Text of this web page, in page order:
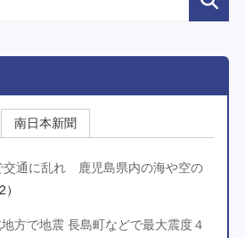
南日本新聞
交通に乱れ 鹿児島県内の海や空の
方で地震 長島町などで最大震度４